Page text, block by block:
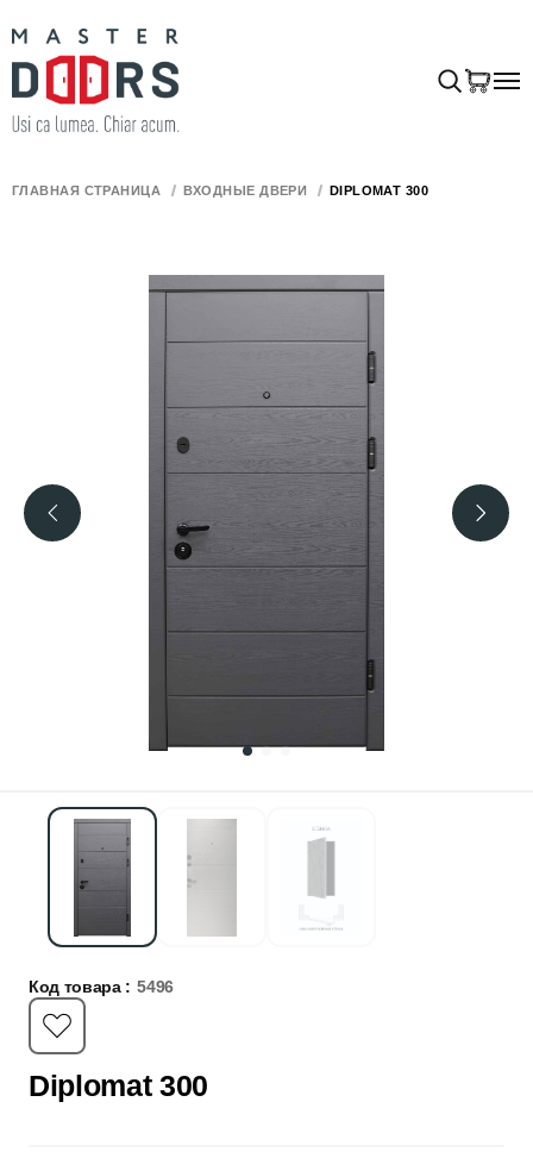
ГЛАВНАЯ СТРАНИЦА ВХОДНЫЕ ДВЕРИ DIPLOMAT 300
Код товара : 5496
Diplomat 300